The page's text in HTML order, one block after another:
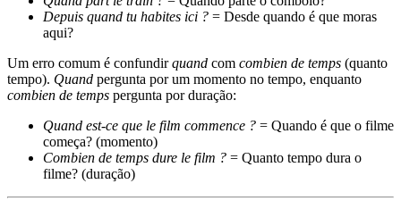
Depuis quand tu habites ici ? = Desde quando é que moras
aqui?
Um erro comum é confundirquand com combien de temps (quanto
tempo). Quand pergunta por um momento no tempo, enquanto
combien de temps pergunta por duração:
Quand est-ce que le film commence ? = Quando é que o filme
começa? (momento)
Combien de temps dure le film ? = Quanto tempo dura o
filme? (duração)